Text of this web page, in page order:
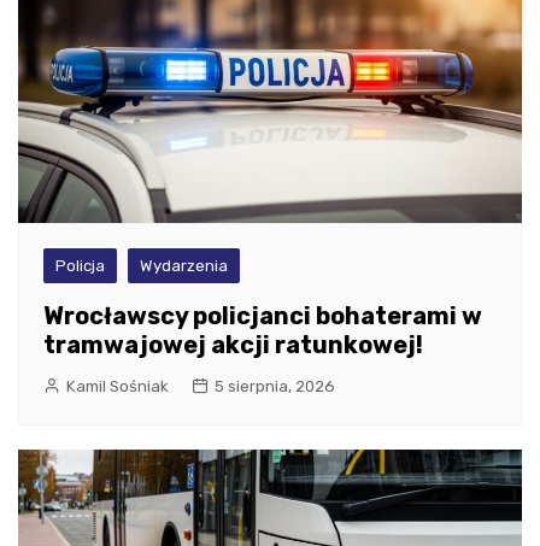
Policja Wydarzenia
Wrocławscy policjanci bohaterami w
tramwajowej akcji ratunkowej!
Kamil Sośniak 5 sierpnia, 2026